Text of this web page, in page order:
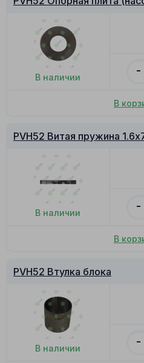
В наличии
-
В
PVH52 Витая пружина
В наличии
-
В
PVH52 Втулка блока
В наличии
-